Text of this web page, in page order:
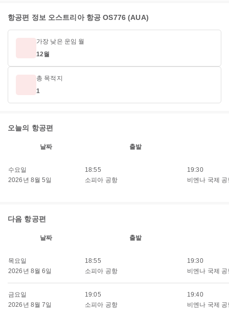
항공편 정보 오스트리아 항공 OS776 (AUA)
가장 낮은 운임 월
12월
총 목적지
1
오늘의 항공편
날짜 출발
수요일
2026년 8월 5일
18:55
소피아 공항
19:30
비엔나 국제 공
다음 항공편
날짜 출발
목요일
2026년 8월 6일
18:55
소피아 공항
19:30
비엔나 국제 공
금요일
2026년 8월 7일
19:05
소피아 공항
19:40
비엔나 국제 공